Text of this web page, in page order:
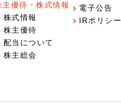
主優待・株式情報
株式情報
株主優待
配当について
株主総会
電子公告
IRポリシー